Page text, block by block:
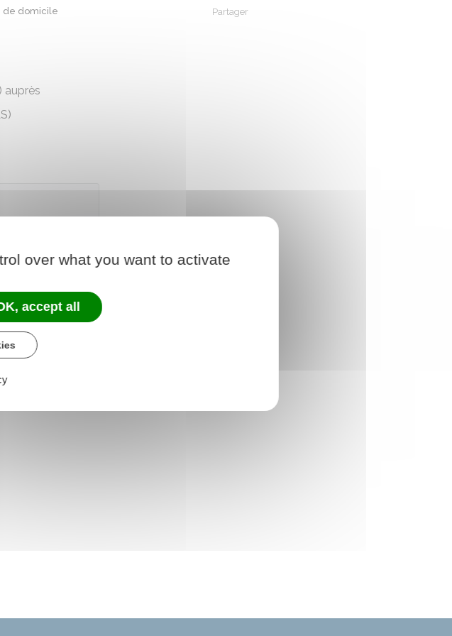
de domicile
Partager
) auprès
over what you want to activate
accept all